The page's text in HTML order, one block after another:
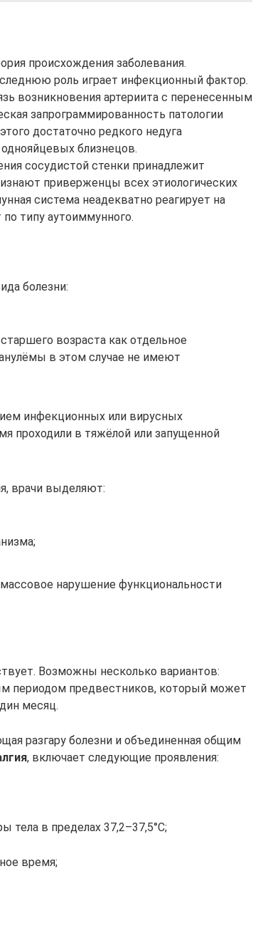
происхождения заболевания.
роль играет инфекционный фактор.
возникновения артериита с перенесенным
запрограммированность патологии
достаточно редкого недуга
близнецов.
сосудистой стенки принадлежит
приверженцы всех этиологических
система неадекватно реагирует на
типу аутоиммунного.
болезни:
возраста как отдельное
в этом случае не имеют
инфекционных или вирусных
проходили в тяжёлой или запущенной
врачи выделяют:
нарушение функциональности
Возможны несколько вариантов:
периодом предвестников, который может
месяц.
разгару болезни и объединенная общим
, включает следующие проявления:
тела в пределах 37,2–37,5°С;
время;